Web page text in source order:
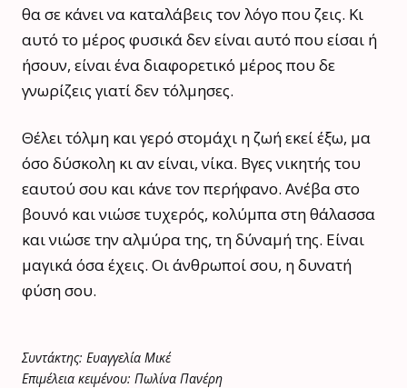
θα σε κάνει να καταλάβεις τον λόγο που ζεις. Κι
αυτό το μέρος φυσικά δεν είναι αυτό που είσαι ή
ήσουν, είναι ένα διαφορετικό μέρος που δε
γνωρίζεις γιατί δεν τόλμησες.
Θέλει τόλμη και γερό στομάχι η ζωή εκεί έξω, μα
όσο δύσκολη κι αν είναι, νίκα. Βγες νικητής του
εαυτού σου και κάνε τον περήφανο. Ανέβα στο
βουνό και νιώσε τυχερός, κολύμπα στη θάλασσα
και νιώσε την αλμύρα της, τη δύναμή της. Είναι
μαγικά όσα έχεις. Οι άνθρωποί σου, η δυνατή
φύση σου.
Συντάκτης: Ευαγγελία Μικέ
Επιμέλεια κειμένου: Πωλίνα Πανέρη